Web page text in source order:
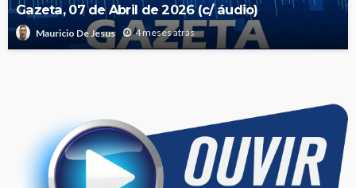
Gazeta, 07 de Abril de 2026 (c/ áudio)
Mauricio De Jesus 4 meses atrás